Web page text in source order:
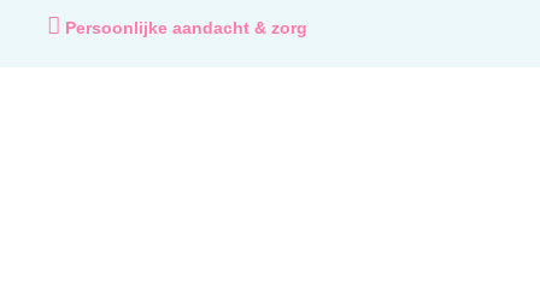
Persoonlijke aandacht & zorg